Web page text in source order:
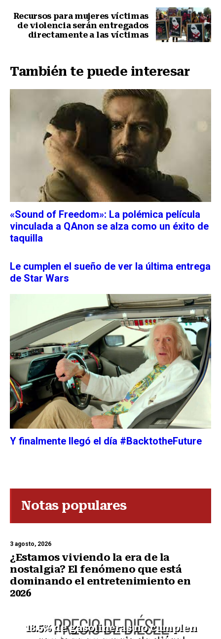
Recursos para mujeres víctimas
de violencia serán entregados
directamente a las víctimas
También te puede interesar
«Sound of Freedom»: La polémica película
vinculada a QAnon se alza como un éxito de
taquilla
Le cumplen el sueño de ver la última entrega
de Star Wars
Y finalmente llegó el día #BacktotheFuture
Notas populares
3 agosto, 2026
¿Estamos viviendo la era de la
nostalgia? El fenómeno que está
dominando el entretenimiento en
2026
18.5% de gasolineras no cumplen